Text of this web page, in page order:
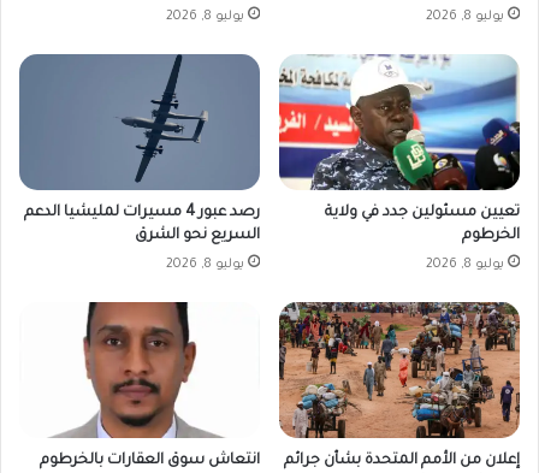
يوليو 8, 2026 يوليو 8, 2026
تعيين مسئولين جدد في ولاية
الخرطوم
يوليو 8, 2026
رصد عبور 4 مسيرات لمليشيا الدعم
السريع نحو الشرق
يوليو 8, 2026
إعلان من الأمم المتحدة بشأن جرائم
انتعاش سوق العقارات بالخرطوم